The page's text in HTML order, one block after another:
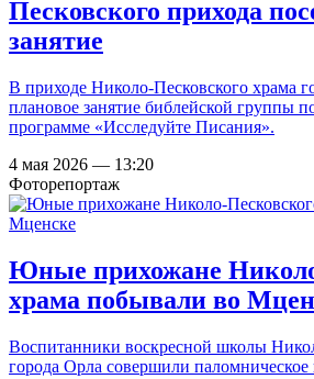
Песковского прихода
занятие
В приходе Николо-Песковского храма
плановое занятие библейской группы
программе «Исследуйте Писания».
4 мая 2026 — 13:20
Фоторепортаж
Юные прихожане
храма побывали во
Воспитанники воскресной школы
города Орла совершили паломническое